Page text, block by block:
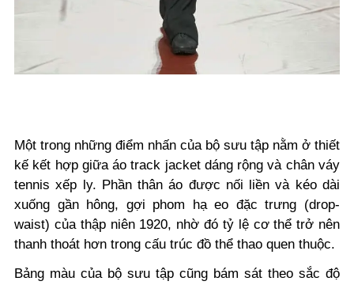
Một trong những điểm nhấn của bộ sưu tập nằm ở thiết
kế kết hợp giữa áo track jacket dáng rộng và chân váy
tennis xếp ly. Phần thân áo được nối liền và kéo dài
xuống gần hông, gợi phom hạ eo đặc trưng (drop-
waist) của thập niên 1920, nhờ đó tỷ lệ cơ thể trở nên
thanh thoát hơn trong cấu trúc đồ thể thao quen thuộc.
Bảng màu của bộ sưu tập cũng bám sát theo sắc độ